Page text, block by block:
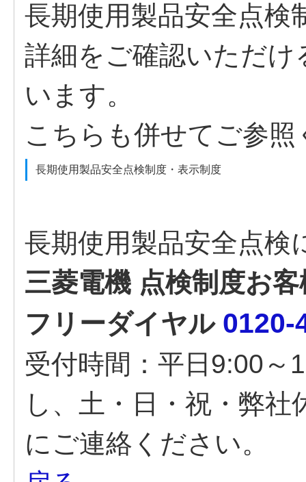
長期使用製品安全点検
詳細をご確認いただ
います。
こちらも併せてご参照
長期使用製品安全点検制度・表示制度
長期使用製品安全点検
三菱電機 点検制度お
フリーダイヤル 0120-
受付時間：平日9:00～
し、土・日・祝・弊社
にご連絡ください。